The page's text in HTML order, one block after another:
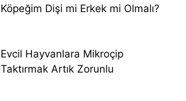
Köpeğim Dişi mi Erkek mi Olmalı?
Evcil Hayvanlara Mikroçip
Taktırmak Artık Zorunlu